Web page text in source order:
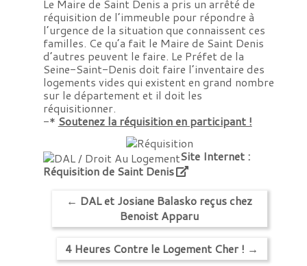
Le Maire de Saint Denis a pris un arrêté de
réquisition de l’immeuble pour répondre à
l’urgence de la situation que connaissent ces
familles. Ce qu’a fait le Maire de Saint Denis
d’autres peuvent le faire. Le Préfet de la
Seine-Saint-Denis doit faire l’inventaire des
logements vides qui existent en grand nombre
sur le département et il doit les
réquisitionner.
-*Soutenez la réquisition en participant !
Site Internet :
Réquisition de Saint Denis
← DAL et Josiane Balasko reçus chez
Benoist Apparu
4 Heures Contre le Logement Cher ! →